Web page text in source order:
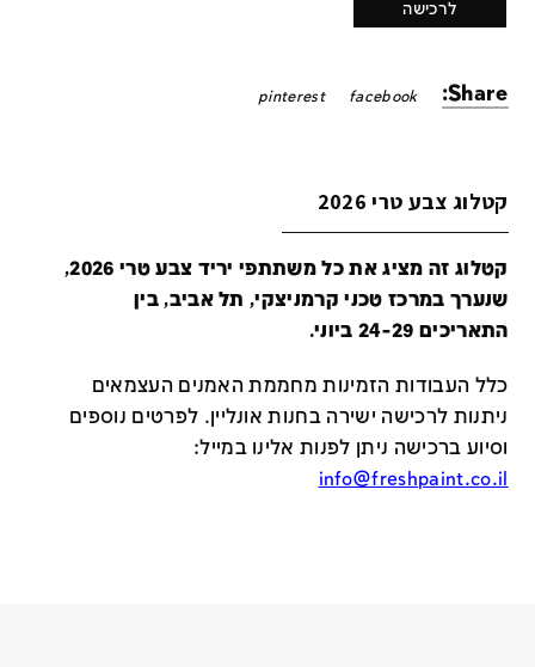
לרכישה
Share:
facebook
pinterest
קטלוג צבע טרי 2026
קטלוג זה מציג את כל משתתפי יריד צבע טרי 2026,
שנערך במרכז טכני קרמניצקי, תל אביב, בין
התאריכים 24-29 ביוני.
כלל העבודות הזמינות מחממת האמנים העצמאים
ניתנות לרכישה ישירה בחנות אונליין. לפרטים נוספים
וסיוע ברכישה ניתן לפנות אלינו במייל:
info@freshpaint.co.il